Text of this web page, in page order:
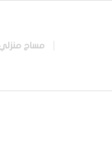
مساج منزلي